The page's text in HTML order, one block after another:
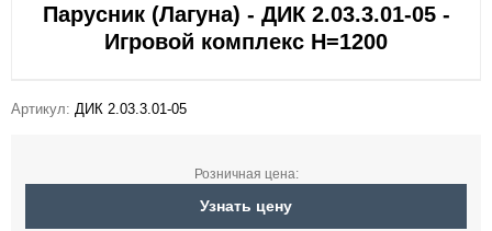
Парусник (Лагуна) - ДИК 2.03.3.01-05 -
Игровой комплекс Н=1200
Артикул: ДИК 2.03.3.01-05
Розничная цена:
Узнать цену